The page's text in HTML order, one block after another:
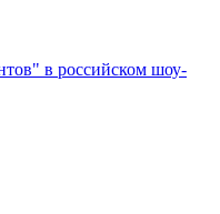
в российском шоу-